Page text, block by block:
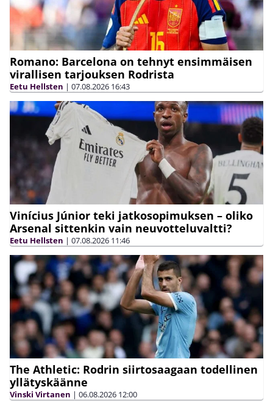
Romano: Barcelona on tehnyt ensimmäisen
virallisen tarjouksen Rodrista
Eetu Hellsten | 07.08.2026 16:43
Vinícius Júnior teki jatkosopimuksen – oliko
Arsenal sittenkin vain neuvotteluvaltti?
Eetu Hellsten | 07.08.2026 11:46
The Athletic: Rodrin siirtosaagaan todellinen
yllätyskäänne
Vinski Virtanen | 06.08.2026 12:00